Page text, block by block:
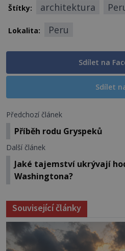
Štítky: architektura
Lokalita: Peru
Sdílet na
Sdílet
Předchozí článek
Příběh rodu Gryspeků
Další článek
Jaké tajemství ukrývají
Washingtona?
Související články